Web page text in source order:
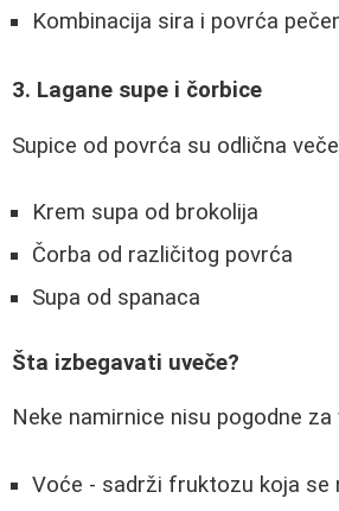
Kombinacija sira i povrća
3. Lagane supe i čorbice
Supice od povrća su odlična
Krem supa od brokolija
Čorba od različitog povrća
Supa od spanaca
Šta izbegavati uveče?
Neke namirnice nisu pogodne
Voće - sadrži fruktozu koja se